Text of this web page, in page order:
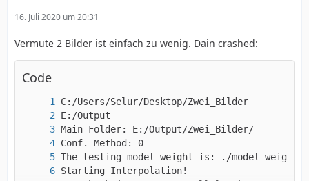
16. Juli 2020 um 20:31
Vermute 2 Bilder ist einfach zu wenig. Dain crashed:
Code